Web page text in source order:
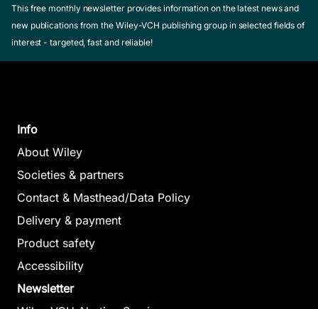
This free monthly newsletter provides information on the latest news and
new publications from the Wiley-VCH publishing group in selected fields of
interest - targeted, fast and reliable!
Info
About Wiley
Societies & partners
Contact & Masthead/Data Policy
Delivery & payment
Product safety
Accessibility
Newsletter